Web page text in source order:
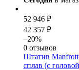
52 946 ₽
42 357 ₽
–20%
0 отзывов
Штатив
сплав (с